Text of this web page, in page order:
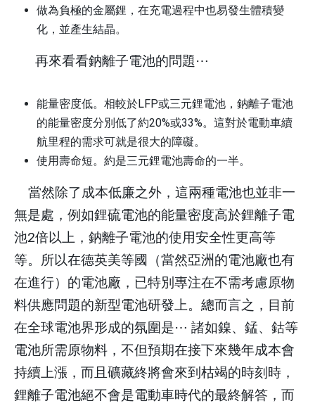
做為負極的金屬鋰，在充電過程中也易發生體積變
化，並產生結晶。
再來看看鈉離子電池的問題⋯
能量密度低。相較於LFP或三元鋰電池，鈉離子電池
的能量密度分別低了約20%或33%。這對於電動車續
航里程的需求可就是很大的障礙。
使用壽命短。約是三元鋰電池壽命的一半。
當然除了成本低廉之外，這兩種電池也並非一
無是處，例如鋰硫電池的能量密度高於鋰離子電
池2倍以上，鈉離子電池的使用安全性更高等
等。所以在德英美等國（當然亞洲的電池廠也有
在進行）的電池廠，已特別專注在不需考慮原物
料供應問題的新型電池研發上。總而言之，目前
在全球電池界形成的氛圍是⋯ 諸如鎳、錳、鈷等
電池所需原物料，不但預期在接下來幾年成本會
持續上漲，而且礦藏終將會來到枯竭的時刻時，
鋰離子電池絕不會是電動車時代的最終解答，而